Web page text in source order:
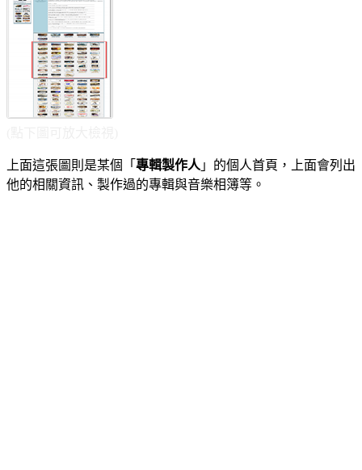
上面這張圖則是某個「 專輯製作人 」的個人首頁，上面會列出
他的相關資訊、製作過的專輯與音樂相簿等。